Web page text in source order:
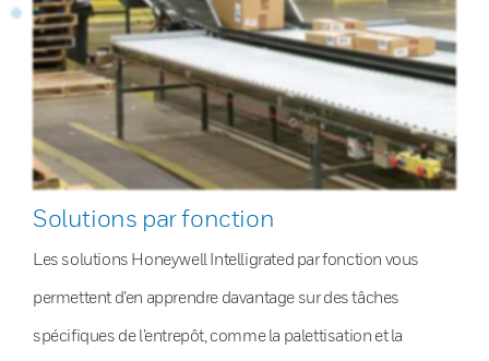
Solutions par fonction
Les solutions Honeywell Intelligrated par fonction vous
permettent d’en apprendre davantage sur des tâches
spécifiques de l’entrepôt, comme la palettisation et la